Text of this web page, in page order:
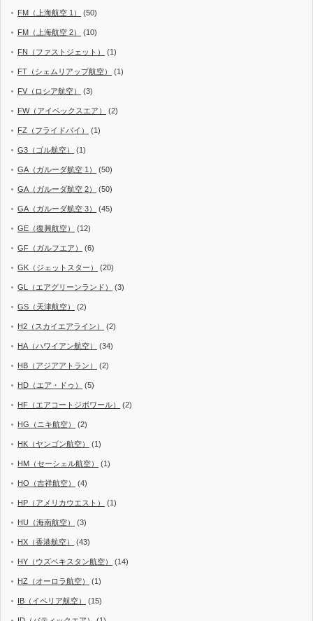
FM（上海航空 1） (50)
FM（上海航空 2） (10)
FN（ファストジェット） (1)
FT（シェムリアップ航空） (1)
FV（ロシア航空） (3)
FW（アイベックスエア） (2)
FZ（フライドバイ） (1)
G3（ゴル航空） (1)
GA（ガルーダ航空 1） (50)
GA（ガルーダ航空 2） (50)
GA（ガルーダ航空 3） (45)
GE（復興航空） (12)
GF（ガルフエア） (6)
GK（ジェットスター） (20)
GL（エアグリーンランド） (3)
GS（天津航空） (2)
H2（スカイエアライン） (2)
HA（ハワイアン航空） (34)
HB（アジアアトラン） (2)
HD（エア・ドゥ） (5)
HF（エアコートジボワール） (2)
HG（ニキ航空） (2)
HK（ヤンゴン航空） (1)
HM（セーシェル航空） (1)
HO（吉祥航空） (4)
HP（アメリカウエスト） (1)
HU（海南航空） (3)
HX（香港航空） (43)
HY（ウズベキスタン航空） (14)
HZ（オーロラ航空） (1)
IB（イベリア航空） (15)